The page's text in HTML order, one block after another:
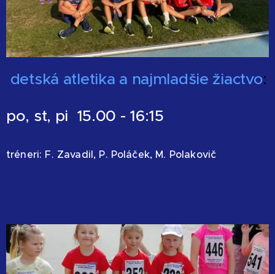
detská atletika a najmladšie žiactvo:
po, st, pi 15.00 - 16:15
tréneri: F. Zavadil, P. Poláček, M. Polakovič